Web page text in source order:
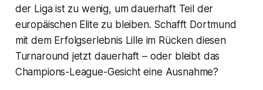
der Liga ist zu wenig, um dauerhaft Teil der
europäischen Elite zu bleiben. Schafft Dortmund
mit dem Erfolgserlebnis Lille im Rücken diesen
Turnaround jetzt dauerhaft – oder bleibt das
Champions-League-Gesicht eine Ausnahme?